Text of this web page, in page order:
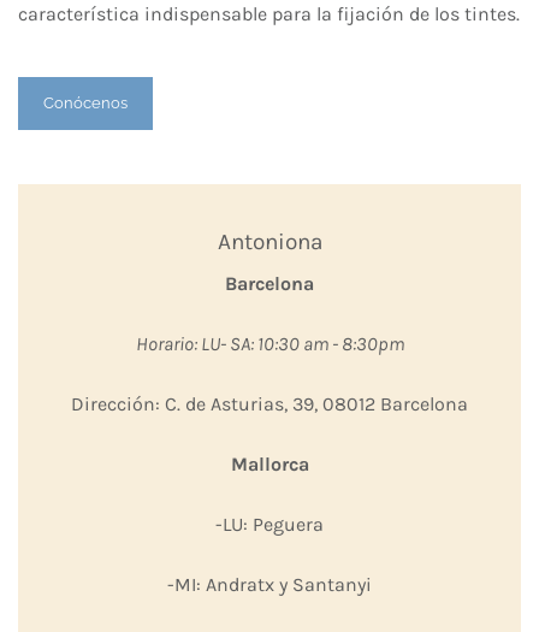
característica indispensable para la fijación de los tintes.
Conócenos
Antoniona
Barcelona
Horario: LU- SA: 10:30 am - 8:30pm
Dirección: C. de Asturias, 39, 08012 Barcelona
Mallorca
-LU: Peguera
-MI: Andratx y Santanyi